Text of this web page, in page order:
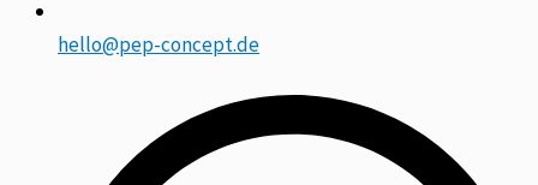
hello@pep-concept.de